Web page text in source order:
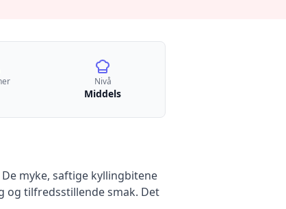
Nivå
Middels
myke, saftige kyllingbitene
og tilfredsstillende smak. Det